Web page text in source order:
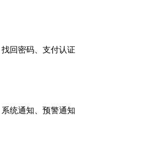
回密码、支付认证
统通知、预警通知